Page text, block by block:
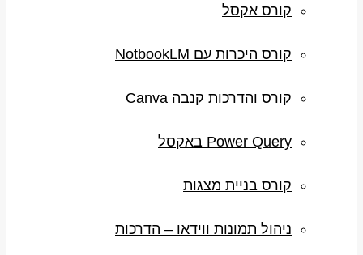
קורס אקסל
קורס היכרות עם NotbookLM
קורס והדרכות קנבה Canva
Power Query באקסל
קורס בניית מצגות
ניהול תמונות ווידאו – הדרכות